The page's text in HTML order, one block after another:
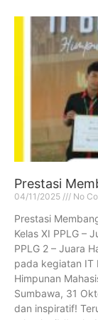
Prestasi
04/11/2025 No
Prestasi
Kelas XI PPLG –
PPLG 2 – Juara
pada kegiatan IT
Himpunan
Sumbawa, 31
dan inspiratif!